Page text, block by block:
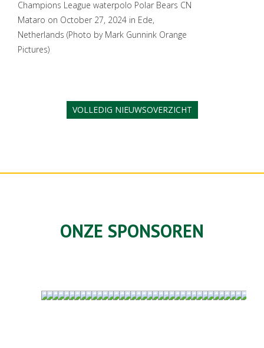
Champions League waterpolo Polar Bears CN
Mataro on October 27, 2024 in Ede,
Netherlands (Photo by Mark Gunnink Orange
Pictures)
VOLLEDIG NIEUWSOVERZICHT
ONZE SPONSOREN